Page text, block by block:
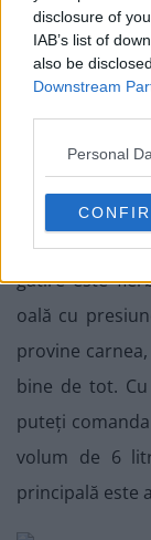
disclosure of
IAB’s list of
also be
Downstream
Personal
O modalitate
gătire este
oală cu
provine
bine de tot.
puteți
volum de 6
principală este